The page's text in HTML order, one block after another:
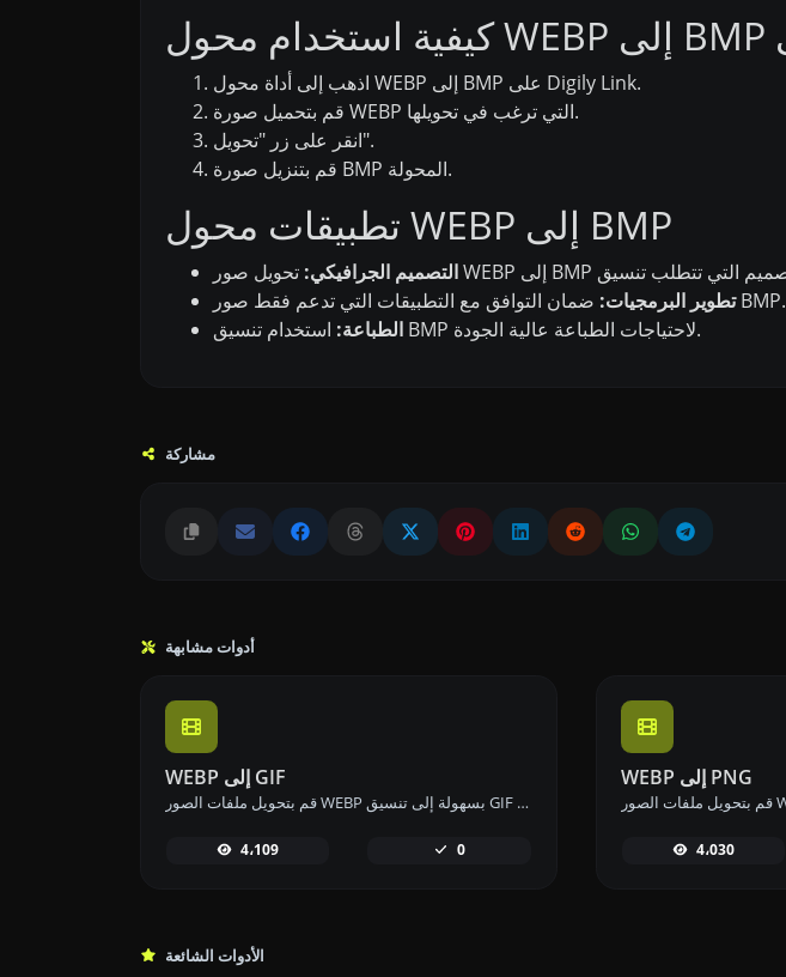
اذهب إلى أداة محول WEBP إلى BMP على Digily Link.
قم بتحميل صورة WEBP التي ترغب في تحويلها.
انقر على زر "تحويل".
قم بتنزيل صورة BMP المحولة.
تطبيقات محول WEBP إلى BMP
التصميم الجرافيكي:
تطوير البرمجيات:ضمان التوافق مع التطبيقات التي تدعم فقط صور BMP.
الطباعة:
استخدام تنسيق BMP لاحتياجات الطباعة عالية الجودة.
مشاركة
أدوات مشابهة
WEBP إلى GIF
قم بتحويل ملفات الصور WEBP بسهولة إلى تنسيق GIF باستخدام أداة تحويل WEBP إلى GIF الخاصة بنا لإنشاء صور متحركة.
4،109 0
WEBP إلى PNG
4،030
الأدوات الشائعة